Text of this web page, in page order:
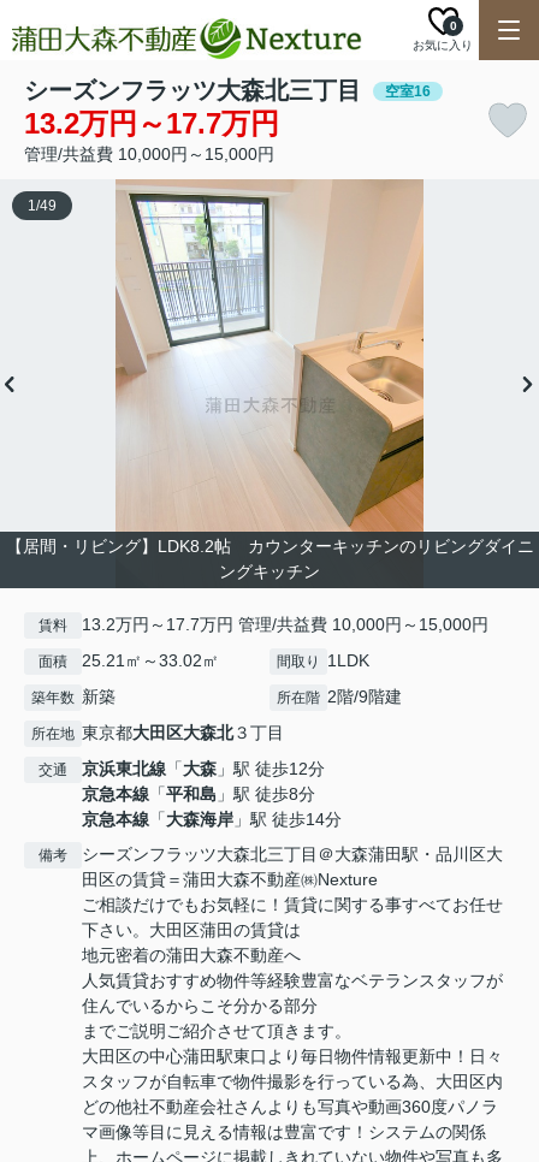
お気に入り
0
シーズンフラッツ大森北三丁目 空室16
13.2万円～17.7万円
管理/共益費 10,000円～15,000円
【居間・リビング】LDK8.2帖 カウンターキッチンのリビングダイニ
ングキッチン
1/49
賃料 13.2万円～17.7万円 管理/共益費 10,000円～15,000円
面積 25.21㎡～33.02㎡ 間取り 1LDK
築年数 新築 所在階 2階/9階建
所在地 東京都大田区大森北３丁目
交通 京浜東北線 「大森 」駅 徒歩12分
京急本線 「平和島 」駅 徒歩8分
京急本線 「大森海岸 」駅 徒歩14分
備考
シーズンフラッツ大森北三丁目＠大森蒲田駅・品川区大
田区の賃貸＝蒲田大森不動産㈱Nexture
ご相談だけでもお気軽に！賃貸に関する事すべてお任せ
下さい。大田区蒲田の賃貸は
地元密着の蒲田大森不動産へ
人気賃貸おすすめ物件等経験豊富なベテランスタッフが
住んでいるからこそ分かる部分
までご説明ご紹介させて頂きます。
大田区の中心蒲田駅東口より毎日物件情報更新中！日々
スタッフが自転車で物件撮影を行っている為、大田区内
どの他社不動産会社さんよりも写真や動画360度パノラ
マ画像等目に見える情報は豊富です！システムの関係
上、ホームページに掲載しきれていない物件や写真も多